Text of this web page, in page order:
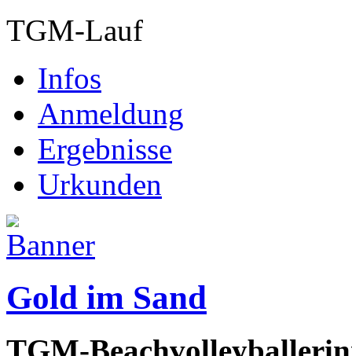
TGM-Lauf
Infos
Anmeldung
Ergebnisse
Urkunden
Gold im Sand